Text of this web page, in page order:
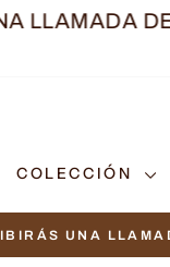
DE UNA
COLECCIÓN
UNA